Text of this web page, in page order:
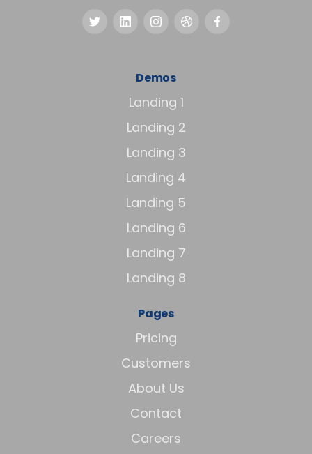
Demos
Landing 1
Landing 2
Landing 3
Landing 4
Landing 5
Landing 6
Landing 7
Landing 8
Pages
Pricing
Customers
About Us
Contact
Careers